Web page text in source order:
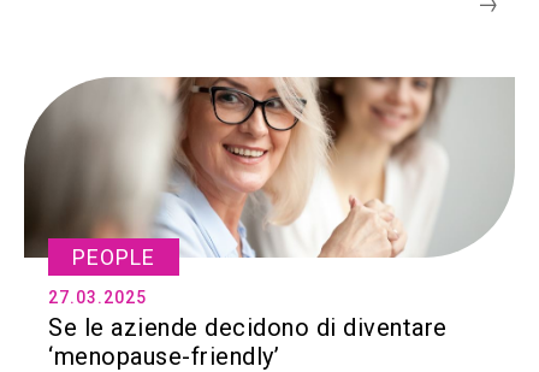
PEOPLE
27.03.2025
Se le aziende decidono di diventare
‘menopause-friendly’